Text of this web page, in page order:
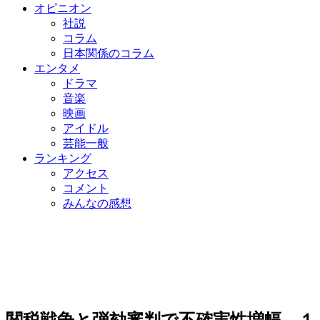
オピニオン
社説
コラム
日本関係のコラム
エンタメ
ドラマ
音楽
映画
アイドル
芸能一般
ランキング
アクセス
コメント
みんなの感想